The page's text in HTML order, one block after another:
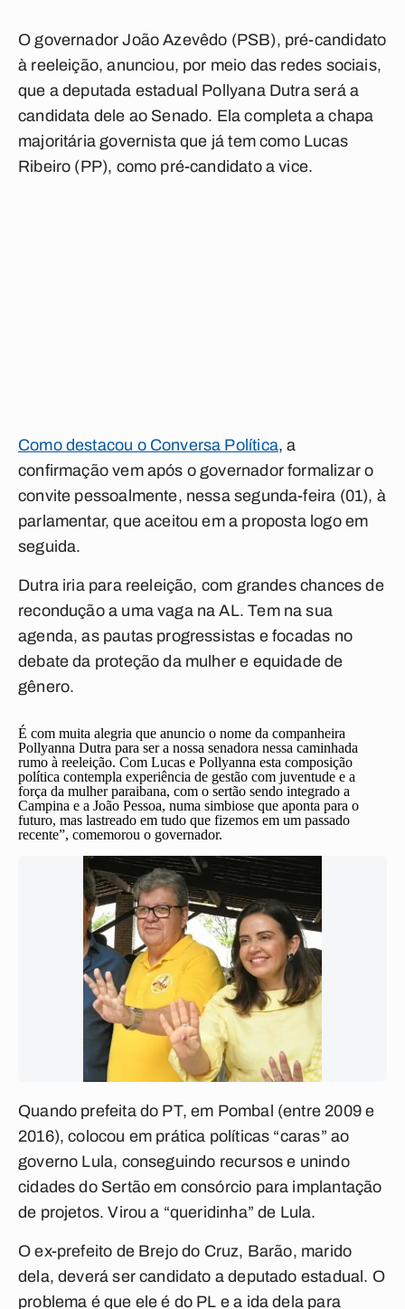
O governador João Azevêdo (PSB), pré-candidato
à reeleição, anunciou, por meio das redes sociais,
que a deputada estadual Pollyana Dutra será a
candidata dele ao Senado. Ela completa a chapa
majoritária governista que já tem como Lucas
Ribeiro (PP), como pré-candidato a vice.
Como destacou o Conversa Política, a
confirmação vem após o governador formalizar o
convite pessoalmente, nessa segunda-feira (01), à
parlamentar, que aceitou em a proposta logo em
seguida.
Dutra iria para reeleição, com grandes chances de
recondução a uma vaga na AL. Tem na sua
agenda, as pautas progressistas e focadas no
debate da proteção da mulher e equidade de
gênero.
É com muita alegria que anuncio o nome da companheira
Pollyanna Dutra para ser a nossa senadora nessa caminhada
rumo à reeleição. Com Lucas e Pollyanna esta composição
política contempla experiência de gestão com juventude e a
força da mulher paraibana, com o sertão sendo integrado a
Campina e a João Pessoa, numa simbiose que aponta para o
futuro, mas lastreado em tudo que fizemos em um passado
recente”, comemorou o governador.
Quando prefeita do PT, em Pombal (entre 2009 e
2016), colocou em prática políticas “caras” ao
governo Lula, conseguindo recursos e unindo
cidades do Sertão em consórcio para implantação
de projetos. Virou a “queridinha” de Lula.
O ex-prefeito de Brejo do Cruz, Barão, marido
dela, deverá ser candidato a deputado estadual. O
problema é que ele é do PL e a ida dela para